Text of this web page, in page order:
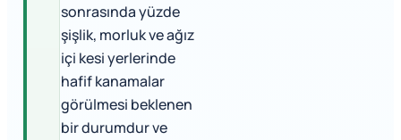
sonrasında yüzde
şişlik, morluk ve ağız
içi kesi yerlerinde
hafif kanamalar
görülmesi beklenen
bir durumdur ve